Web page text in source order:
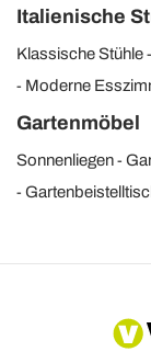
Italienische
Klassische Stühle
Moderne
Gartenmöbel
Sonnenliegen